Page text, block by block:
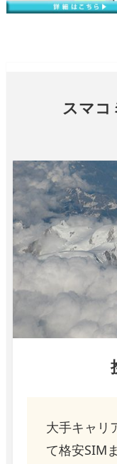
スマコ
大手キャリ
て格安SIM